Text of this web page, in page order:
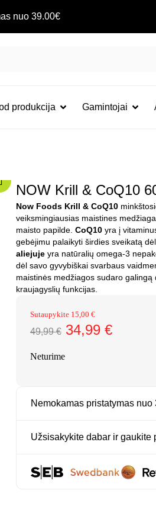
nuo 39.00€
produkcija Gamintojai
NOW Krill & CoQ10
Now Foods Krill & CoQ10
veiksmingiausias maistines
maisto papilde. CoQ10 yra į
gebėjimu palaikyti širdies sveikatą
aliejuje yra natūralių omega-3
dėl savo gyvybiškai svarbaus
maistinės medžiagos sudaro
kraujagyslių funkcijas.
Sutaupykite 15,00 €
49,99€ 34,99 €
Neturime
Nemokamas pristatymas nuo
Užsisakykite dabar ir gaukite